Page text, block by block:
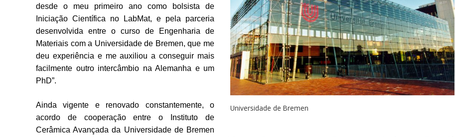
Universidade de Bremen
desde o meu primeiro ano como bolsista de
Iniciação Científica no LabMat, e pela parceria
desenvolvida entre o curso de Engenharia de
Materiais com a Universidade de Bremen, que me
deu experiência e me auxiliou a conseguir mais
facilmente outro intercâmbio na Alemanha e um
PhD”.
Ainda vigente e renovado constantemente, o
acordo de cooperação entre o Instituto de
Cerâmica Avançada da Universidade de Bremen